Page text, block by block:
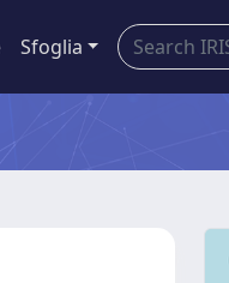
Sfoglia